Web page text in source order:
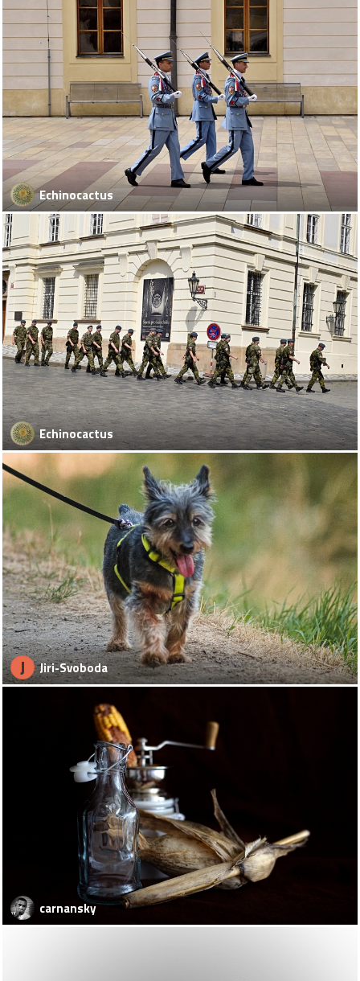
Echinocactus
Echinocactus
J Jiri-Svoboda
carnansky